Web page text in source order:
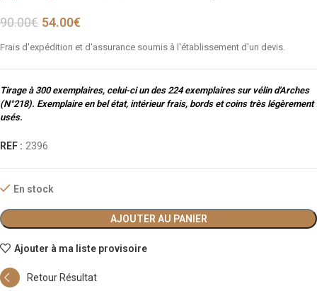
90.00€ 54.00€
Frais d'expédition et d'assurance soumis à l'établissement d'un devis.
Tirage à 300 exemplaires, celui-ci un des 224 exemplaires sur vélin d'Arches
(N°218). Exemplaire en bel état, intérieur frais, bords et coins très légèrement
usés.
REF : 2396
En stock
AJOUTER AU PANIER
Ajouter à ma liste provisoire
Retour Résultat